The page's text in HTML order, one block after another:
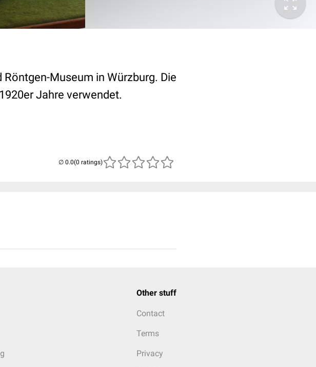
Museum in Würzburg. Die
Jahre verwendet.
(0 ratings)
Other stuff
Contact
Terms
Privacy